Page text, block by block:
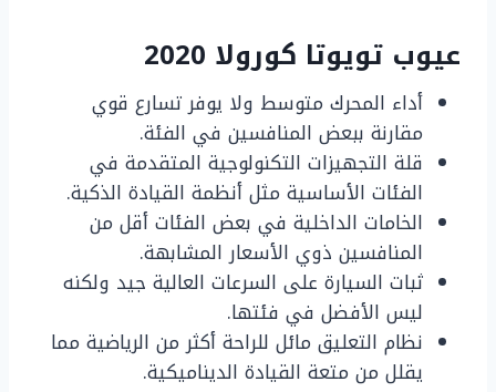
عيوب تويوتا كورولا 2020
أداء المحرك متوسط ولا يوفر تسارع قوي
مقارنة ببعض المنافسين في الفئة.
قلة التجهيزات التكنولوجية المتقدمة في
الفئات الأساسية مثل أنظمة القيادة الذكية.
الخامات الداخلية في بعض الفئات أقل من
المنافسين ذوي الأسعار المشابهة.
ثبات السيارة على السرعات العالية جيد ولكنه
ليس الأفضل في فئتها.
نظام التعليق مائل للراحة أكثر من الرياضية مما
يقلل من متعة القيادة الديناميكية.